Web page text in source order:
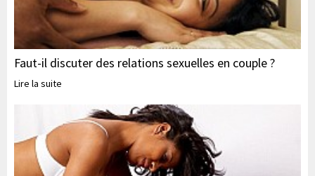
Faut-il discuter des relations sexuelles en couple ?
Lire la suite